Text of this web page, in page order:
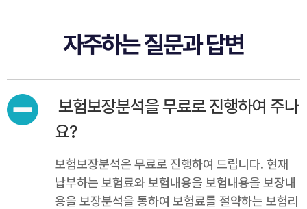
자주하는 질문과 답변
보험보장분석을 무료로 진행하여 주나
요?
보험보장분석은 무료로 진행하여 드립니다. 현재
납부하는 보험료와 보험내용을 보험내용을 보장내
용을 보장분석을 통하여 보험료를 절약하는 보험리